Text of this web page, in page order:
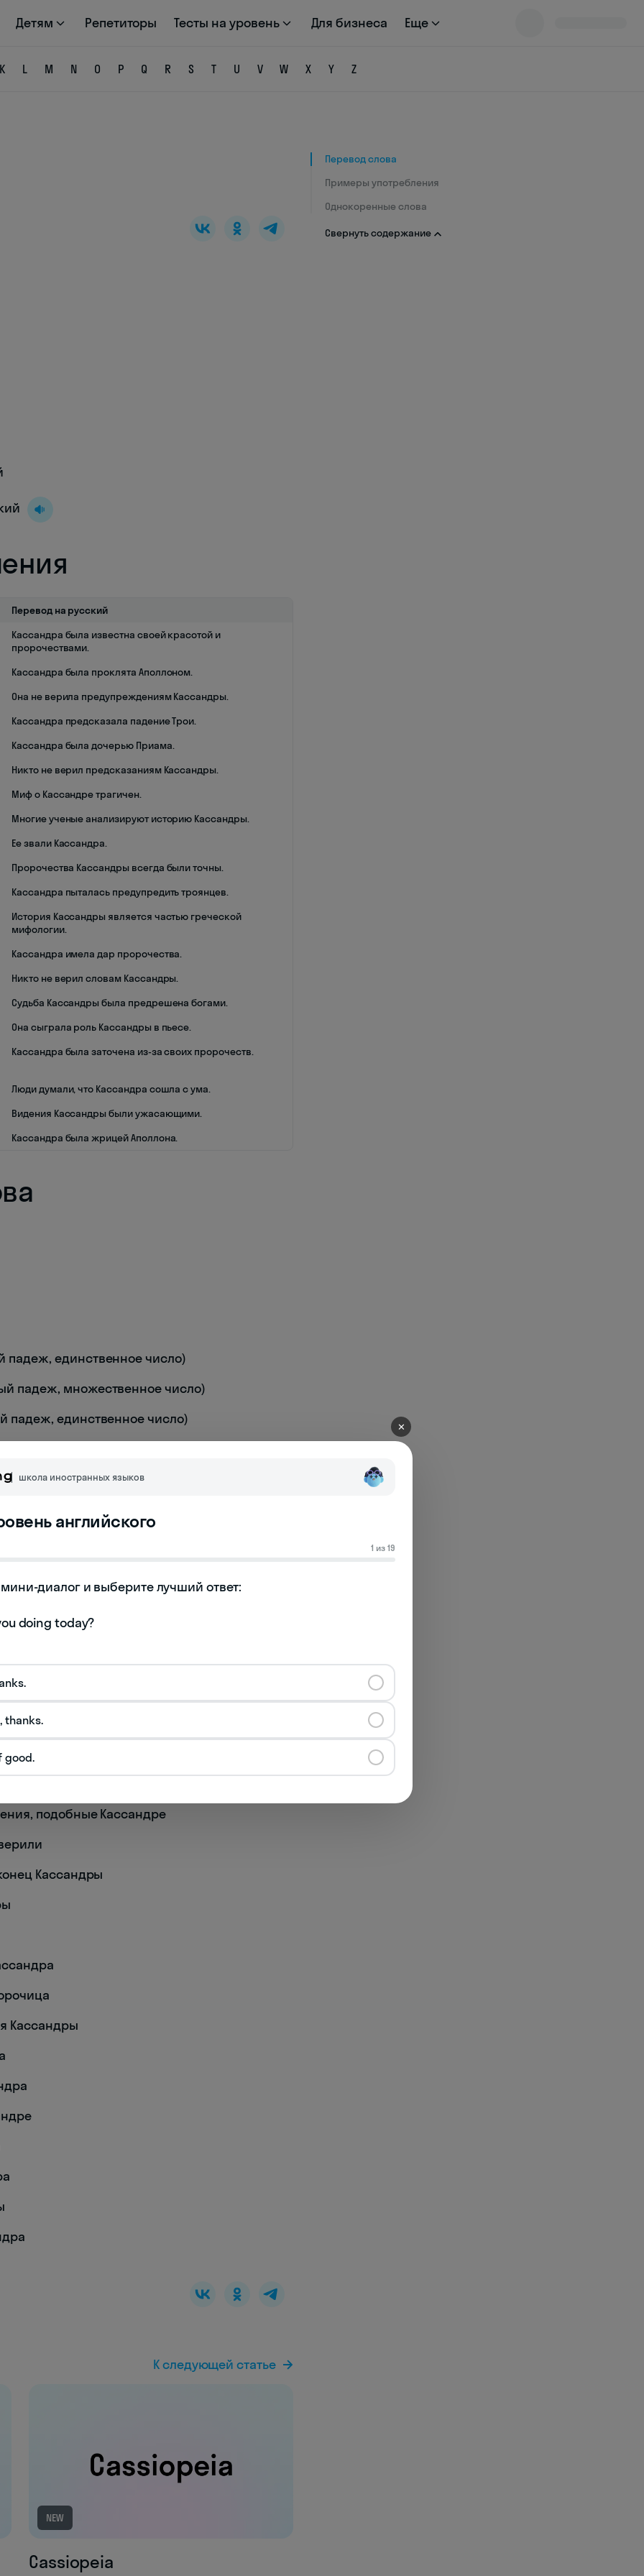
Детям Репетиторы Тесты на уровень Для бизнеса Еще
K L M N O P Q R S T U V W X Y Z
Перевод на русский
Кассандра была известна своей красотой и
пророчествами.
Кассандра была проклята Аполлоном.
Она не верила предупреждениям Кассандры.
Кассандра предсказала падение Трои.
Кассандра была дочерью Приама.
Никто не верил предсказаниям Кассандры.
Миф о Кассандре трагичен.
Многие ученые анализируют историю Кассандры.
Ее звали Кассандра.
Пророчества Кассандры всегда были точны.
Кассандра пыталась предупредить троянцев.
История Кассандры является частью греческой
мифологии.
Кассандра имела дар пророчества.
Никто не верил словам Кассандры.
Судьба Кассандры была предрешена богами.
Она сыграла роль Кассандры в пьесе.
Кассандра была заточена из-за своих пророчеств.
Люди думали, что Кассандра сошла с ума.
Видения Кассандры были ужасающими.
Кассандра была жрицей Аполлона.
падеж, единственное число)
падеж, множественное число)
падеж, единственное число)
подобные Кассандре
Кассандры
Кассандры
К следующей статье
NEW
Cassiopeia
Перевод слова
Примеры употребления
Однокоренные слова
Свернуть содержание
✕
школа иностранных языков
английского
1 из 19
диалог и выберите лучший ответ:
thanks.
good.